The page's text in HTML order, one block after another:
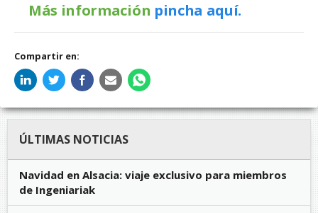
Más información pincha aquí.
Compartir en:
ÚLTIMAS NOTICIAS
Navidad en Alsacia: viaje exclusivo para miembros
de Ingeniariak